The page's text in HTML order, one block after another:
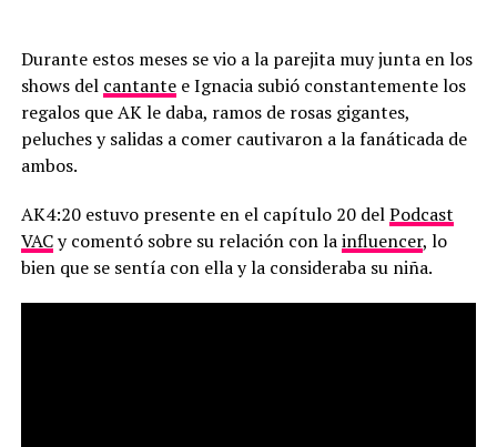
Durante estos meses se vio a la parejita muy junta en los
shows del cantantee Ignacia subió constantemente los
regalos que AK le daba, ramos de rosas gigantes,
peluches y salidas a comer cautivaron a la fanáticada de
ambos.
AK4:20 estuvo presente en el capítulo 20 delPodcast
VACy comentó sobre su relación con lainfluencer, lo
bien que se sentía con ella y la consideraba su niña.